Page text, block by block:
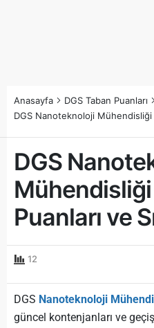
Anasayfa
DGS Taban Puanları
DGS Nanoteknoloji Mühendisliği
DGS
Puanları ve
12
DGS Nanoteknoloji
güncel kontenjanları ve